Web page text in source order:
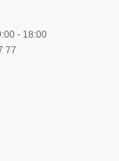
- 18:00
77